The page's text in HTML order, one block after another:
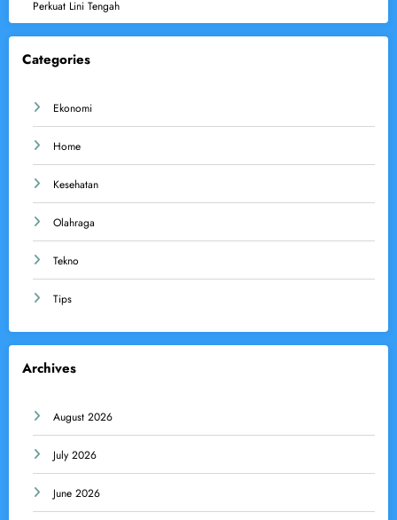
Perkuat Lini Tengah
Categories
Ekonomi
Home
Kesehatan
Olahraga
Tekno
Tips
Archives
August 2026
July 2026
June 2026